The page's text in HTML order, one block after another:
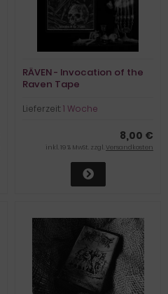
RÄVEN - Invocation of the
Raven Tape
Lieferzeit:1 Woche
8,00 €
inkl. 19 % MwSt. zzgl.Versandkosten